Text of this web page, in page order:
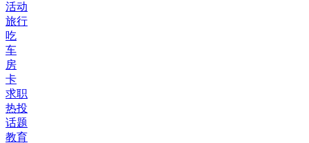
活动
旅行
吃
车
房
卡
求职
热投
话题
教育